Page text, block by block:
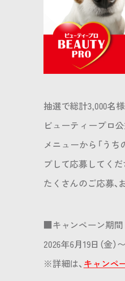
抽選で総計3,000名
ビューティープロ
メニューから「う
プして応募してくだ
たくさんのご応募、
■キャンペーン期間
2026年6月19日（金）
※詳細は、 キャンペ